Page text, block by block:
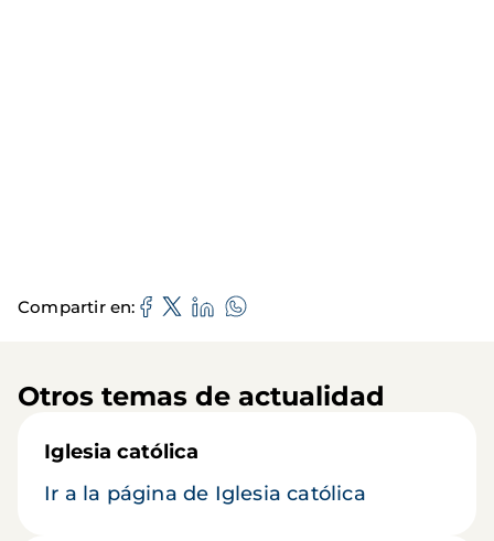
Compartir en
Otros temas de actualidad
Iglesia católica
Ir a la página de Iglesia católica